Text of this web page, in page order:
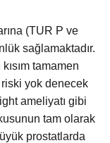
(TUR P ve
sağlamaktadır.
tamamen
riski yok denecek
ameliyatı gibi
tam olarak
prostatlarda